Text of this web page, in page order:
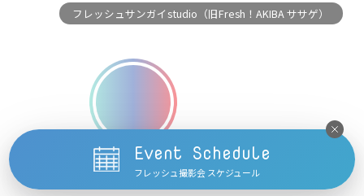
フレッシュサンガイstudio（旧Fresh！AKIBA ササゲ）
眠依めぅ
Event Schedule
フレッシュ撮影会 スケジュール